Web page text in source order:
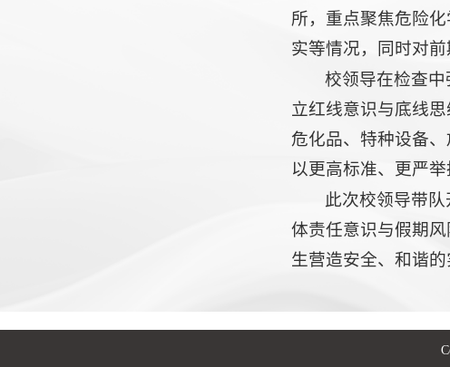
所，重点聚焦危险
实等情况，同时对
校领导在检查
立红线意识与底线
危化品、特种设备
以更高标准、更严
此次校领导带
体责任意识与假期
生营造安全、和谐的